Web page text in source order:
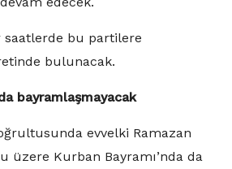
saatlerde bu partilere
bulunacak.
bayramlaşmayacak
evvelki Ramazan
üzere Kurban Bayramı’nda da